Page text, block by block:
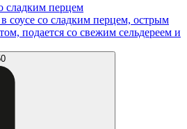
сладким перцем
соусе со сладким перцем, острым
подается со свежим сельдереем и